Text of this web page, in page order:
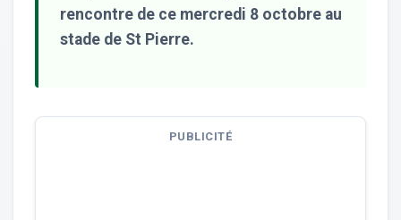
rencontre de ce mercredi 8 octobre au
stade de St Pierre.
PUBLICITÉ